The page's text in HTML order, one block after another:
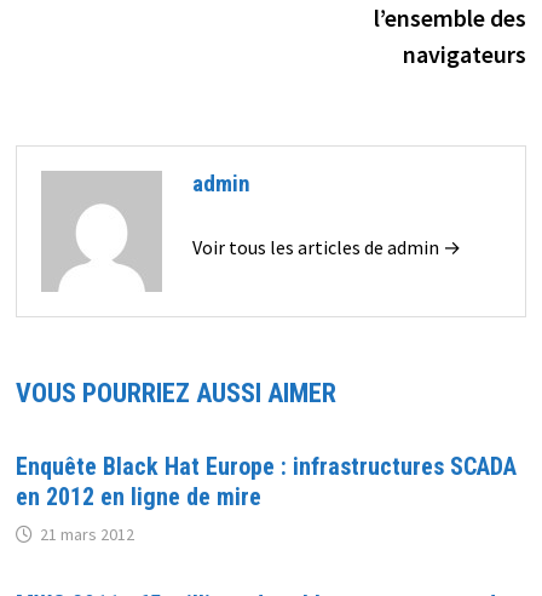
l’ensemble des
navigateurs
admin
Voir tous les articles de admin →
VOUS POURRIEZ AUSSI AIMER
Enquête Black Hat Europe : infrastructures SCADA
en 2012 en ligne de mire
21 mars 2012